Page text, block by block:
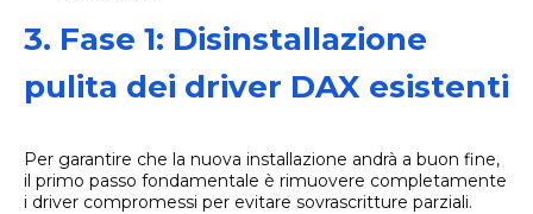
3. Fase 1: Disinstallazione
pulita dei driver DAX esistenti
Per garantire che la nuova installazione andrà a buon fine,
il primo passo fondamentale è rimuovere completamente
i driver compromessi per evitare sovrascritture parziali.